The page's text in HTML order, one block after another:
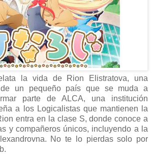
la vida de Rion Elistratova, una
de un pequeño país que se muda a
parte de ALCA, una institución
a los Logicalistas que mantienen la
entra en la clase S, donde conoce a
y compañeros únicos, incluyendo a la
No te lo pierdas solo por